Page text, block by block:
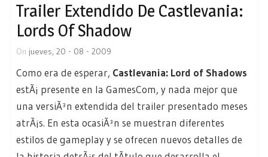
Trailer Extendido De Castlevania:
Lords Of Shadow
On jueves, 20 - 08 - 2009
Como era de esperar, Castlevania: Lord of Shadows
estÃ¡ presente en la GamesCom, y nada mejor que
una versiÃ³n extendida del trailer presentado meses
atrÃ¡s. En esta ocasiÃ³n se muestran diferentes
estilos de gameplay y se ofrecen nuevos detalles de